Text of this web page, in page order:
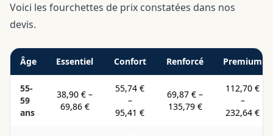
Voici les fourchettes de prix constatées dans nos
devis.
Âge Essentiel Confort Renforcé Premium
55-
59
ans
38,90 € –
69,86 €
55,74 €
–
95,41 €
69,87 € –
135,79 €
112,70 €
–
232,64 €